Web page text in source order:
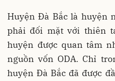
Huyện Đà Bắc là huyện
phải đối mặt với thiên
huyện được quan tâm
nguồn vốn ODA. Chỉ
huyện Đà Bắc đã được